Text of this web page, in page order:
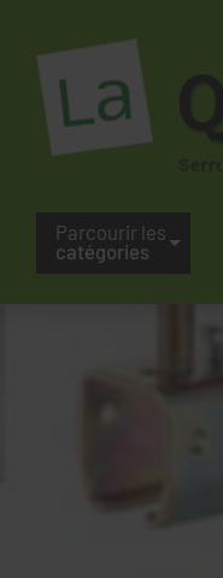
Parcourir les
catégories